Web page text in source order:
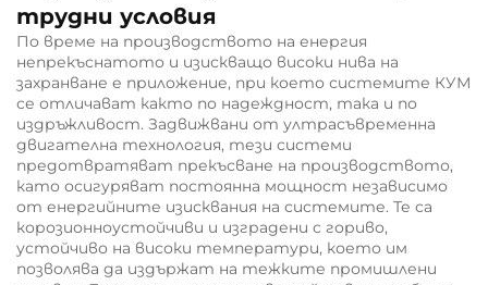
трудни условия
По време на производството на енергия
непрекъснатото и изискващо високи нива на
захранване е приложение, при което системите КУМ
се отличават както по надеждност, така и по
издръжливост. Задвижвани от ултрасъвременна
двигателна технология, тези системи
предотвратяват прекъсване на производството,
като осигуряват постоянна мощност независимо
от енергийните изисквания на системите. Те са
корозионноустойчиви и изградени с гориво,
устойчиво на високи температури, което им
позволява да издържат на тежките промишлени